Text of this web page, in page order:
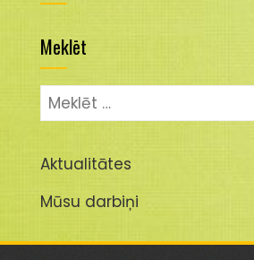
Meklēt
Meklēt:
Aktualitātes
Mūsu darbiņi